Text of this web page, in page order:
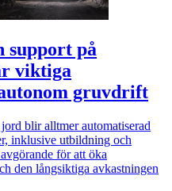
support på
viktiga
gruvdrift
blir alltmer automatiserad
inklusive utbildning och
för att öka
den långsiktiga avkastningen